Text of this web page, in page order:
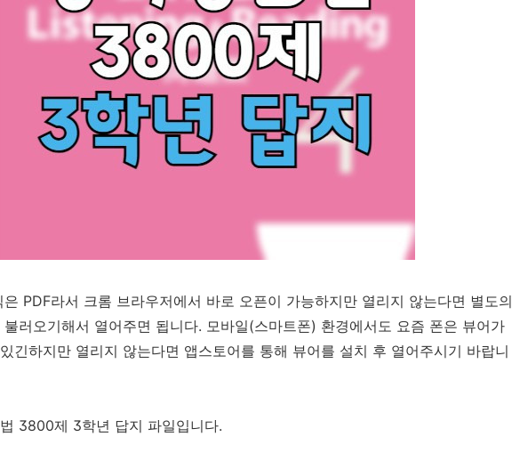
PDF라서 크롬 브라우저에서 바로 오픈이 가능하지만 열리지 않는다면 별도의
러오기해서 열어주면 됩니다. 모바일(스마트폰) 환경에서도 요즘 폰은 뷰어가
긴하지만 열리지 않는다면 앱스토어를 통해 뷰어를 설치 후 열어주시기 바랍니
3800제 3학년 답지 파일입니다.